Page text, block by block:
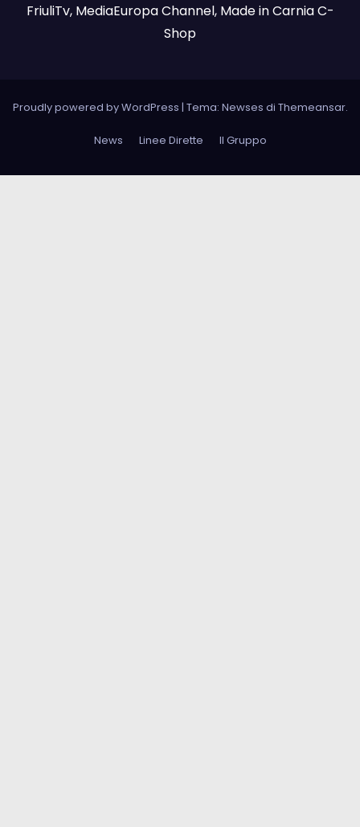
FriuliTv, MediaEuropa Channel, Made in Carnia C-
Shop
Proudly powered by WordPress | Tema: Newses di Themeansar.
News Linee Dirette Il Gruppo